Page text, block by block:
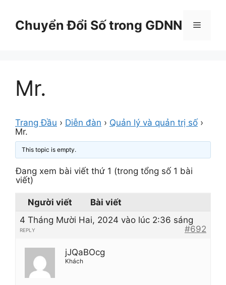
Chuyển Đổi Số trong GDNN Menu
Mr.
Trang Đầu › Diễn đàn › Quản lý và quản trị số ›
Mr.
This topic is empty.
Đang xem bài viết thứ 1 (trong tổng số 1 bài
viết)
Người viết
Bài viết
4 Tháng Mười Hai, 2024 vào lúc 2:36 sáng
#692
REPLY
jJQaBOcg
Khách